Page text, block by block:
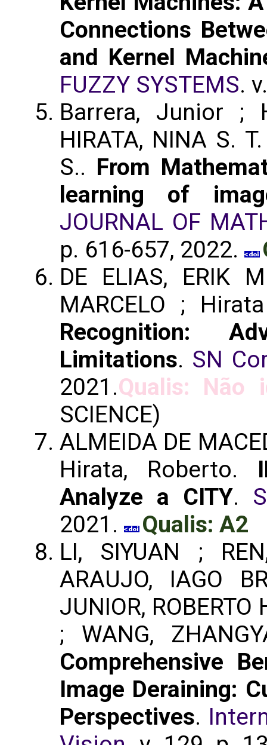
Connections
and Kernel
FUZZY SYSTEMS.
Barrera, Junior ;
HIRATA, NINA S.
S.. From
learning of
JOURNAL OF
p. 616-657, 2022.
DE ELIAS, ERIK
MARCELO ;
Recognition:
Limitations. SN
2021.Qualis: Não
SCIENCE)
ALMEIDA DE
Hirata, Roberto.
Analyze a CITY.
2021.
Qualis: A2
LI, SIYUAN ;
ARAUJO, IAGO
JUNIOR, ROBERTO
; WANG,
Comprehensive
Image Deraining:
Perspectives.